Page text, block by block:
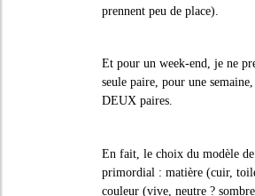
prennent peu de place).
Et pour un week-end, je ne
seule paire, pour une
DEUX paires.
En fait, le choix du modèle de
primordial : matière (cuir,
couleur (vive, neutre ? sombre